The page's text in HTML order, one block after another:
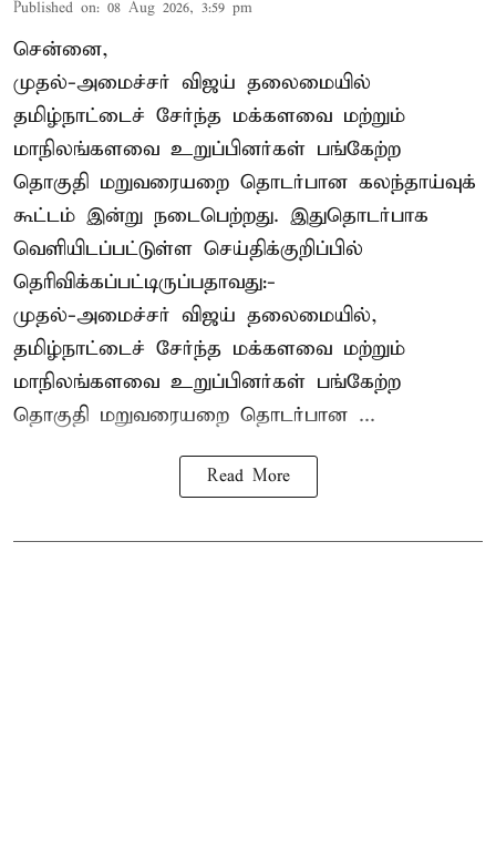
Published on: 08 Aug 2026, 3:59 pm
சென்னை,
முதல்-அமைச்சர் விஜய் தலைமையில்
தமிழ்நாட்டைச் சேர்ந்த மக்களவை மற்றும்
மாநிலங்களவை உறுப்பினர்கள் பங்கேற்ற
தொகுதி மறுவரையறை தொடர்பான கலந்தாய்வுக்
கூட்டம் இன்று நடைபெற்றது. இதுதொடர்பாக
வெளியிடப்பட்டுள்ள செய்திக்குறிப்பில்
தெரிவிக்கப்பட்டிருப்பதாவது:-
முதல்-அமைச்சர் விஜய் தலைமையில்,
தமிழ்நாட்டைச் சேர்ந்த மக்களவை மற்றும்
மாநிலங்களவை உறுப்பினர்கள் பங்கேற்ற
தொகுதி மறுவரையறை தொடர்பான ...
Read More